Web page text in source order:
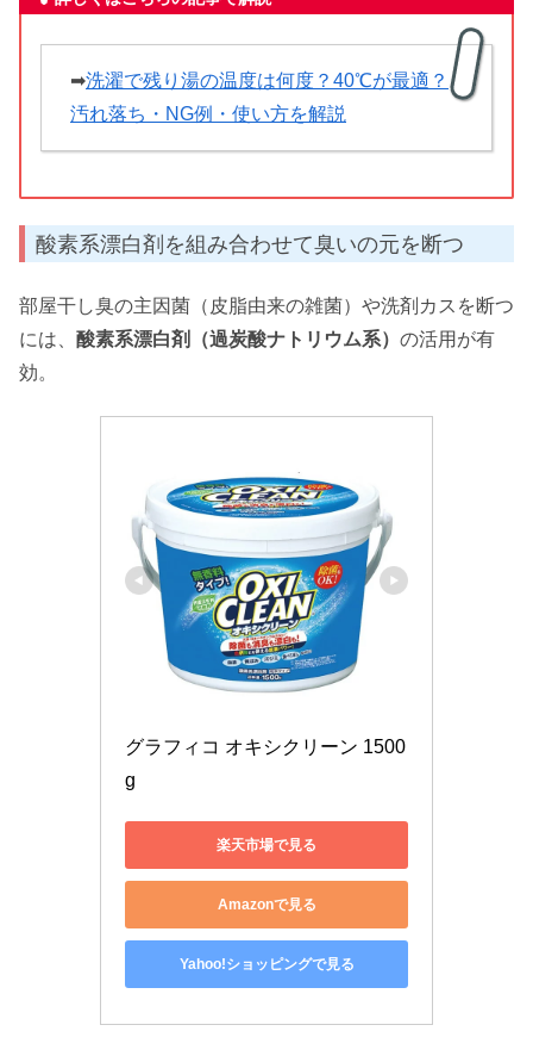
➡洗濯で残り湯の温度は何度？40℃が最適？
汚れ落ち・NG例・使い方を解説
酸素系漂白剤を組み合わせて臭いの元を断つ
部屋干し臭の主因菌（皮脂由来の雑菌）や洗剤カスを断つ
には、 酸素系漂白剤（過炭酸ナトリウム系） の活用が有
効。
グラフィコ オキシクリーン 1500
g
楽天市場で見る
Amazonで見る
Yahoo!ショッピングで見る